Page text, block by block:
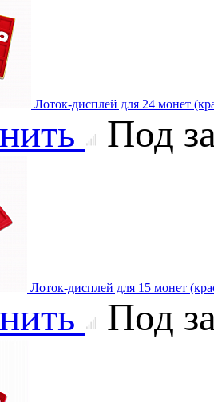
Лоток-дисплей для 24 монет
Под
Лоток-дисплей для 15 монет
Под